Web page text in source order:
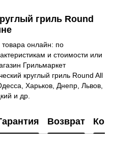
гриль Round
онлайн: по
и стоимости или
Грильмаркет
круглый гриль Round All
Харьков, Днепр, Львов,
и др.
Возврат